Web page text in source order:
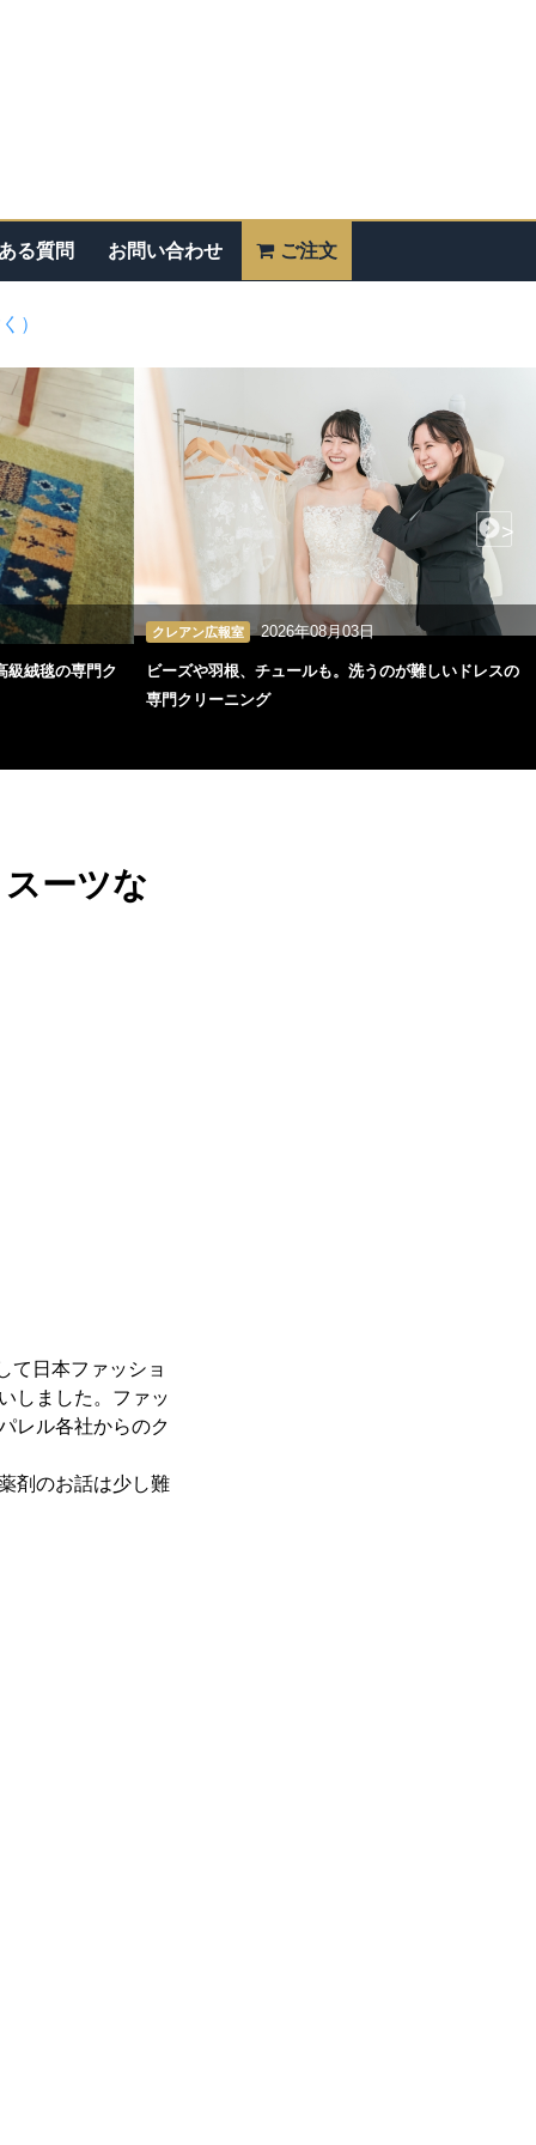
る質問 お問い合わせ ご注文
）
級絨毯の専門ク
クレアン広報室 2026年08月03日
ビーズや羽根、チュールも。洗うのが難しいドレスの
専門クリーニング
>
ーツな
て日本ファッショ
しました。ファッ
レル各社からのク
剤のお話は少し難